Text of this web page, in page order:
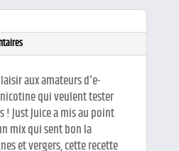
aux amateurs d'e-
qui veulent tester
! Just Juice a mis au point
mix qui sent bon la
et vergers, cette recette